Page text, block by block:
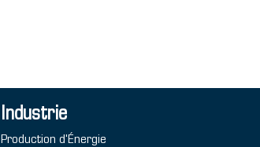
Industrie
Production d'Énergie